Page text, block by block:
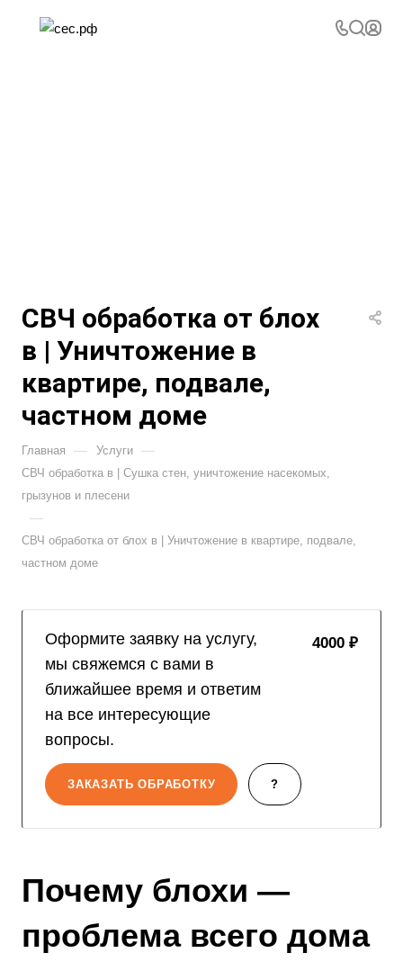
СВЧ обработка от блох
в | Уничтожение в
квартире, подвале,
частном доме
Главная — Услуги —
СВЧ обработка в | Сушка стен, уничтожение насекомых,
грызунов и плесени
—
СВЧ обработка от блох в | Уничтожение в квартире, подвале,
частном доме
Оформите заявку на услугу,
мы свяжемся с вами в
ближайшее время и ответим
на все интересующие
вопросы.
4000 ₽
ЗАКАЗАТЬ ОБРАБОТКУ ?
Почему блохи —
проблема всего дома